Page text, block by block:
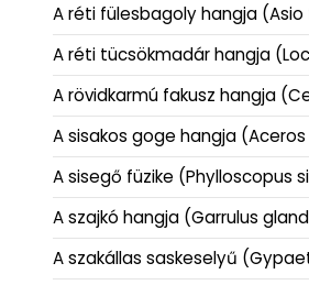
A réti fülesbagoly hangja
A réti tücsökmadár hangja
A rövidkarmú fakusz hangja
A sisakos goge hangja (Aceros
A sisegő füzike (Phylloscopus
A szajkó hangja (Garrulus
A szakállas saskeselyű